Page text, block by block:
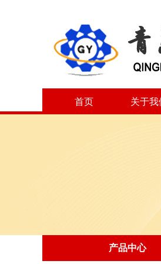
首页 关于我
产品中心